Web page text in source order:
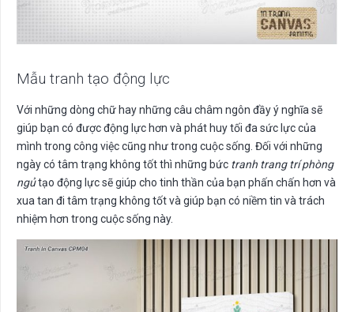
Mẫu tranh tạo động lực
Với những dòng chữ hay những câu châm ngôn đầy ý nghĩa sẽ
giúp bạn có được động lực hơn và phát huy tối đa sức lực của
mình trong công việc cũng như trong cuộc sống. Đối với những
ngày có tâm trạng không tốt thì những bức tranh trang trí phòng
ngủtạo động lực sẽ giúp cho tinh thần của bạn phấn chấn hơn và
xua tan đi tâm trạng không tốt và giúp bạn có niềm tin và trách
nhiệm hơn trong cuộc sống này.